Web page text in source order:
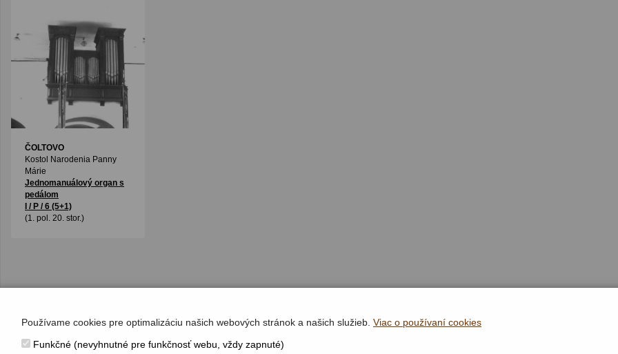
ČOLTOVO
Kostol Narodenia Panny
Márie
Jednomanuálový organ s
pedálom
I / P / 6 (5+1)
(1. pol. 20. stor.)
Používame cookies pre optimalizáciu našich webových stránok a našich služieb. Viac o používaní cookies
Funkčné (nevyhnutné pre funkčnosť webu, vždy zapnuté)